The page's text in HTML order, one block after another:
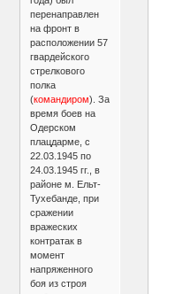
перенаправлен
на фронт в
расположении 57
гвардейского
стрелкового
полка
(командиром). За
время боев на
Одерском
плацдарме, с
22.03.1945 по
24.03.1945 гг., в
районе м. Ельт-
Тухебанде, при
сражении
вражеских
контратак в
момент
напряженного
боя из строя